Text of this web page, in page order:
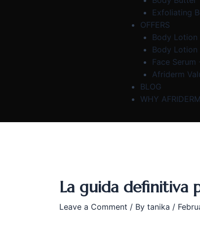
Exfoliating
OFFERS
Body Lotion
Body Lotion
Face
Afriderm
BLOG
WHY AFRIDERM
La guida definitiva
Leave a Comment / By tanika /